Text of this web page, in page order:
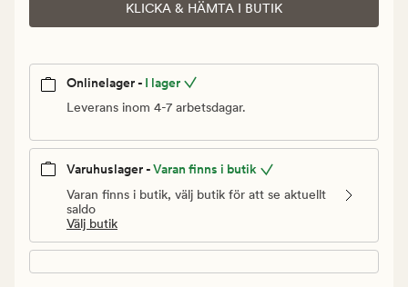
KLICKA & HÄMTA I BUTIK
Onlinelager - I lager
Leverans inom 4-7 arbetsdagar.
Varuhuslager -Varan finns i butik
Varan finns i butik, välj butik för att se aktuellt
saldo
Välj butik